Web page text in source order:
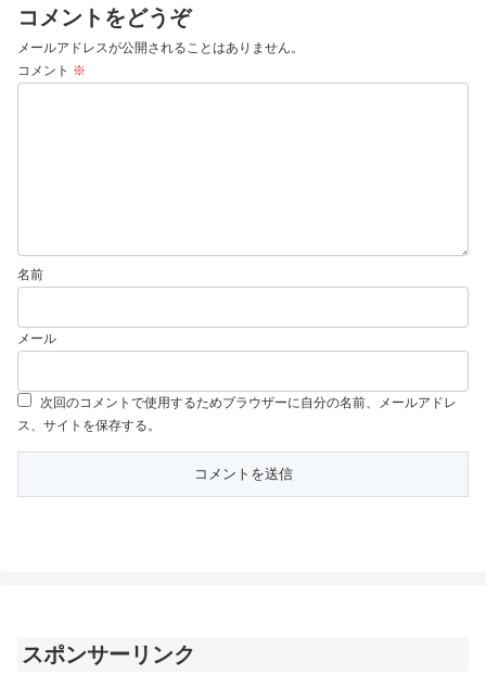
コメントをどうぞ
メールアドレスが公開されることはありません。
コメント ※
名前
メール
次回のコメントで使用するためブラウザーに自分の名前、メールアドレ
ス、サイトを保存する。
スポンサーリンク